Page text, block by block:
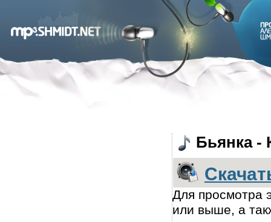
Бьянка -
Для просмотра
или выше, а